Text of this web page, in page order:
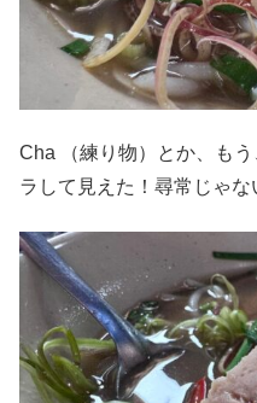
Cha （練り物）とか、も
ラして見えた！尋常じゃな